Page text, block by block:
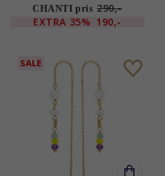
CHANTI pris 290,-
EXTRA 35% 190,-
SALE